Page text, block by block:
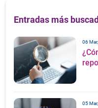
Entradas más
06
05